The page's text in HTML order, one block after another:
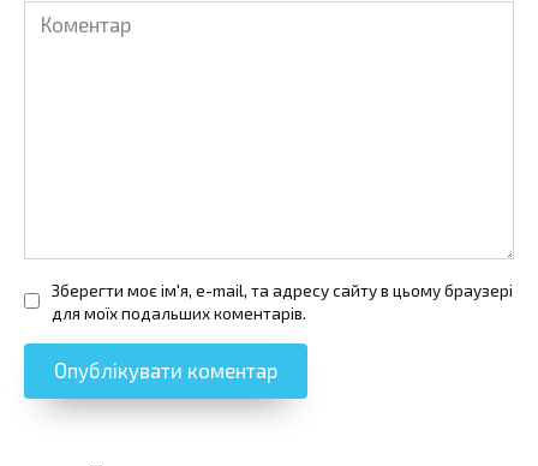
Коментар
Зберегти моє ім'я, e-mail, та адресу сайту в цьому браузері
для моїх подальших коментарів.